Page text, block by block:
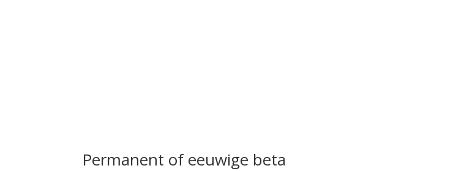
Permanent of eeuwige beta